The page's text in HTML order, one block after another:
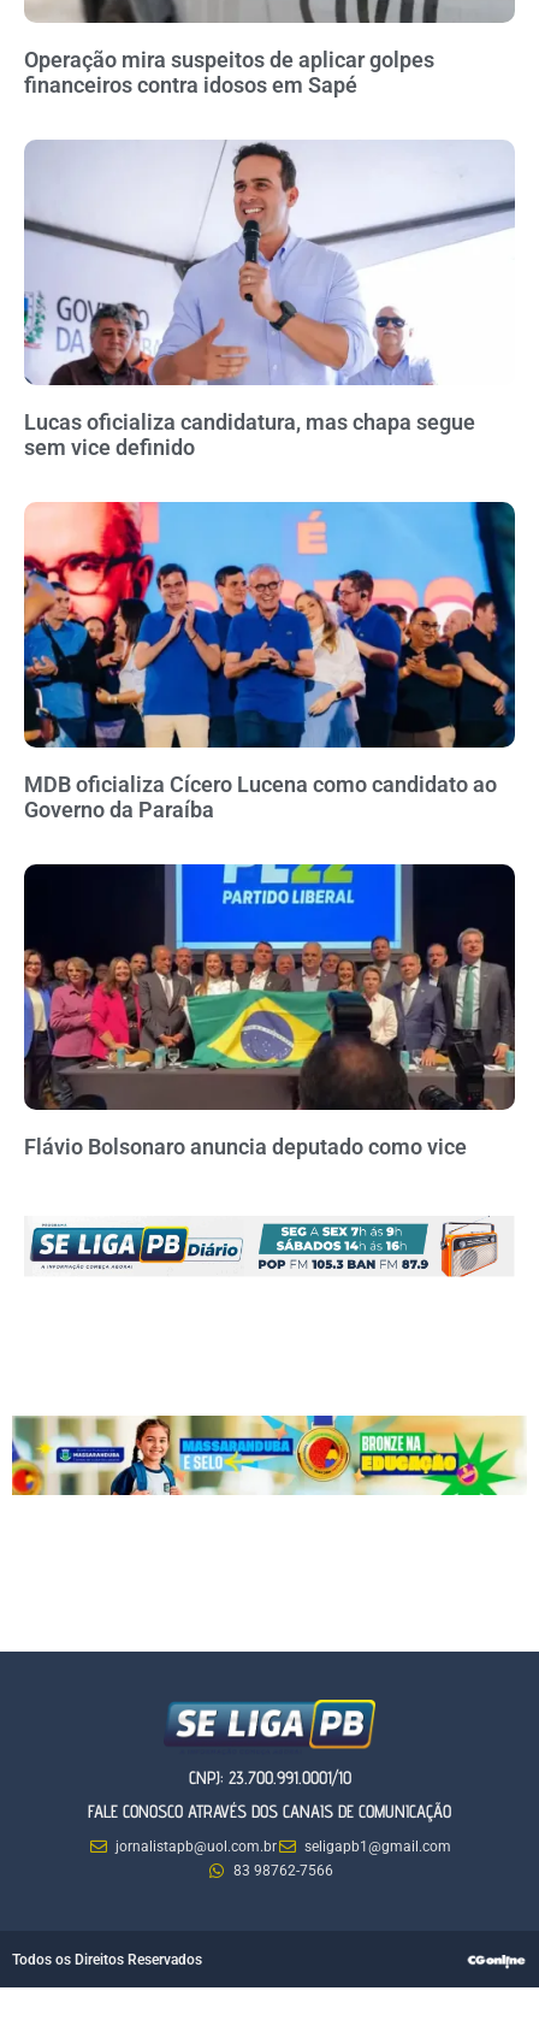
Operação mira suspeitos de aplicar golpes
financeiros contra idosos em Sapé
Lucas oficializa candidatura, mas chapa segue
sem vice definido
MDB oficializa Cícero Lucena como candidato ao
Governo da Paraíba
Flávio Bolsonaro anuncia deputado como vice
CNPJ: 23.700.991.0001/10
FALE CONOSCO ATRAVÉS DOS CANAIS DE COMUNICAÇÃO
jornalistapb@uol.com.br
seligapb1@gmail.com
83 98762-7566
Todos os Direitos Reservados